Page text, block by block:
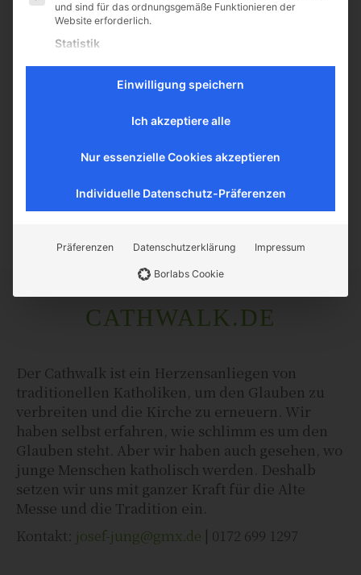
Abendland sei nur eine Fiktion.
arbeitet dabei nicht nur...
Die Gefahr der
Verweltlichung
Von Markus Lederer Was heute für
beispielsweise das Nichteinhalten
der kirchlichen Feiertage bzw. des
Großteil der ersten Christen...
CATHWALK.DE
Der Cathwalk ist ein Herzensanliegen von
traditionellen Katholiken, um den Glauben zu
verbreiten und die Kirche zu erneuern. Wir
haben selbst erfahren, wie schlimm es um den
Glauben steht. Aber wir haben auch gesehen, wo
junge Menschen katholisch werden. Deshalb
setzen wir uns mit ganzer Kraft für die Alte
Messe und die Tradition ein.
Kontakt: josef-jung@gmx.de | 0172 699 1297
und sind für das ordnungsgemäße Funktionieren der
Website erforderlich.
Statistik
Website umgehen.
Inhalte von Videoplattformen und Social-Media-Plattformen
akzeptiert werden, ist für den Zugriff auf diese Inhalte keine
manuelle Einwilligung mehr erforderlich.
Einwilligung speichern
Ich akzeptiere alle
Nur essenzielle Cookies akzeptieren
Individuelle Datenschutz-Präferenzen
Präferenzen Datenschutzerklärung Impressum
Borlabs Cookie